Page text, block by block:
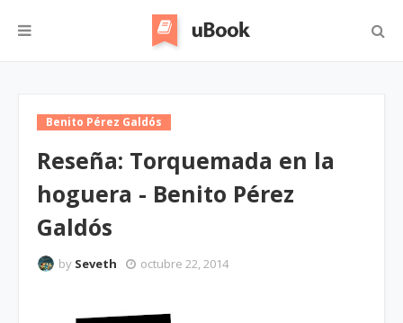
Benito Pérez Galdós
Reseña: Torquemada en la
hoguera - Benito Pérez
Galdós
by Seveth octubre 22, 2014